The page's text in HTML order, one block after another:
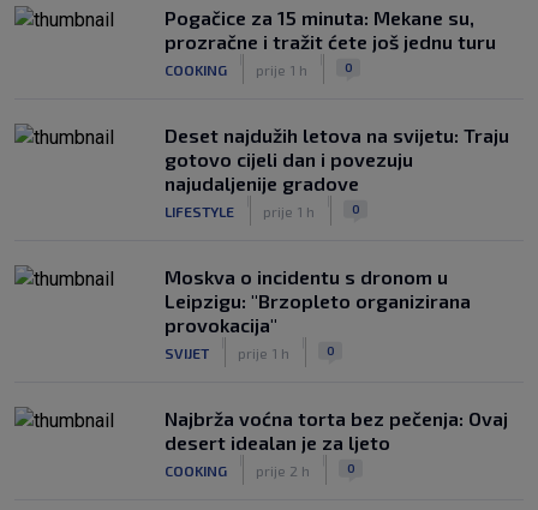
Veliko priznanje za hrvatskog
stručnjaka: Jurica Žuža novi je pomoćni
trener Barcelone
|
prije 3 h
Pogačice za 15 minuta: Mekane su,
prozračne i tražit ćete još jednu turu
COOKING prije 1 h 0
Deset najdužih letova na svijetu: Traju
gotovo cijeli dan i povezuju
najudaljenije gradove
LIFESTYLE prije 1 h 0
Moskva o incidentu s dronom u
Leipzigu: "Brzopleto organizirana
provokacija"
SVIJET prije 1 h 0
Najbrža voćna torta bez pečenja: Ovaj
desert idealan je za ljeto
COOKING prije 2 h 0